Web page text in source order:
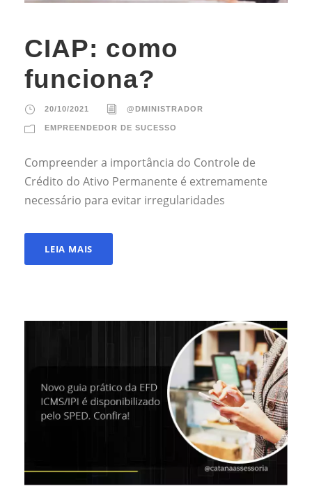
CIAP: como
funciona?
20/10/2021 @DMINISTRADOR
EMPREENDEDOR DE SUCESSO
Compreender a importância do Controle de
Crédito do Ativo Permanente é extremamente
necessário para evitar irregularidades
LEIA MAIS